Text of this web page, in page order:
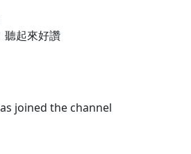
聽起來好讚
joined the channel